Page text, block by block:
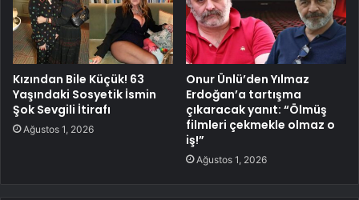
Kızından Bile Küçük! 63
Yaşındaki Sosyetik İsmin
Şok Sevgili İtirafı
Ağustos 1, 2026
Onur Ünlü’den Yılmaz
Erdoğan’a tartışma
çıkaracak yanıt: “Ölmüş
filmleri çekmekle olmaz o
iş!”
Ağustos 1, 2026